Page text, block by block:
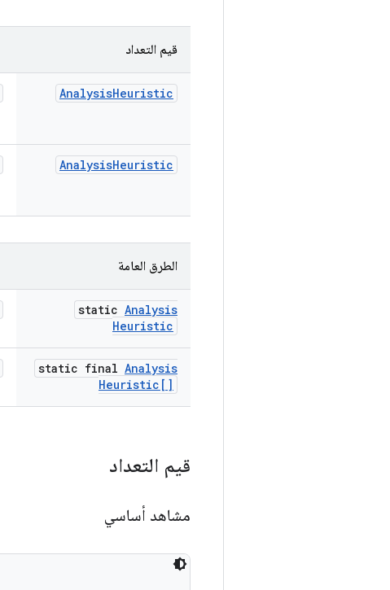
قيم التعداد
AnalysisHeuristic
AnalysisHeuristic
الطرق العامة
static Analysis
Heuristic
static final Analysis
Heuristic[]
قيم التعداد
مشاهد أساسي